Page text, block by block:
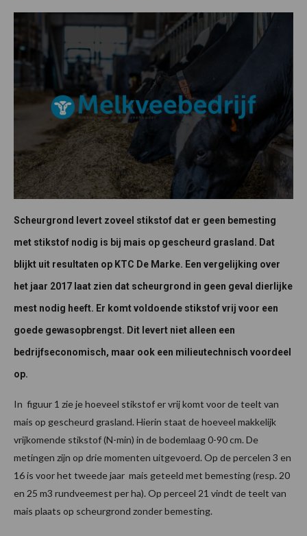
Scheurgrond levert zoveel stikstof dat er geen bemesting
met stikstof nodig is bij mais op gescheurd grasland. Dat
blijkt uit resultaten op KTC De Marke. Een vergelijking over
het jaar 2017 laat zien dat scheurgrond in geen geval dierlijke
mest nodig heeft. Er komt voldoende stikstof vrij voor een
goede gewasopbrengst. Dit levert niet alleen een
bedrijfseconomisch, maar ook een milieutechnisch voordeel
op.
In figuur 1 zie je hoeveel stikstof er vrij komt voor de teelt van
mais op gescheurd grasland. Hierin staat de hoeveel makkelijk
vrijkomende stikstof (N-min) in de bodemlaag 0-90 cm. De
metingen zijn op drie momenten uitgevoerd. Op de percelen 3 en
16 is voor het tweede jaar mais geteeld met bemesting (resp. 20
en 25 m3 rundveemest per ha). Op perceel 21 vindt de teelt van
mais plaats op scheurgrond zonder bemesting.